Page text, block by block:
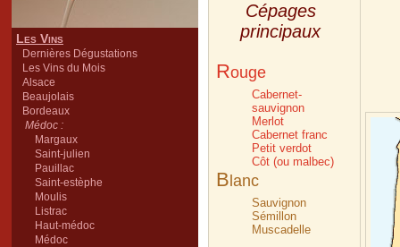
Les Vins
Dernières Dégustations
Les Vins du Mois
Alsace
Beaujolais
Bordeaux
Médoc :
Margaux
Saint-julien
Pauillac
Saint-estèphe
Moulis
Listrac
Haut-médoc
Médoc
Cépages
principaux
Rouge
Cabernet-
sauvignon
Merlot
Cabernet franc
Petit verdot
Côt (ou malbec)
B lanc
Sauvignon
Sémillon
Muscadelle